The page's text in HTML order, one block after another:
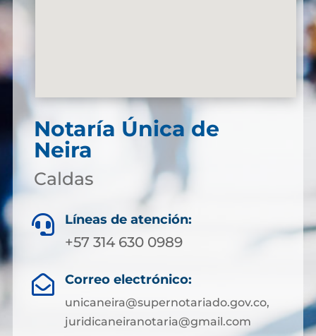
Notaría Única de
Neira
Caldas
 Líneas de atención:
+57 314 630 0989
 Correo electrónico:
unicaneira@supernotariado.gov.co,
juridicaneiranotaria@gmail.com